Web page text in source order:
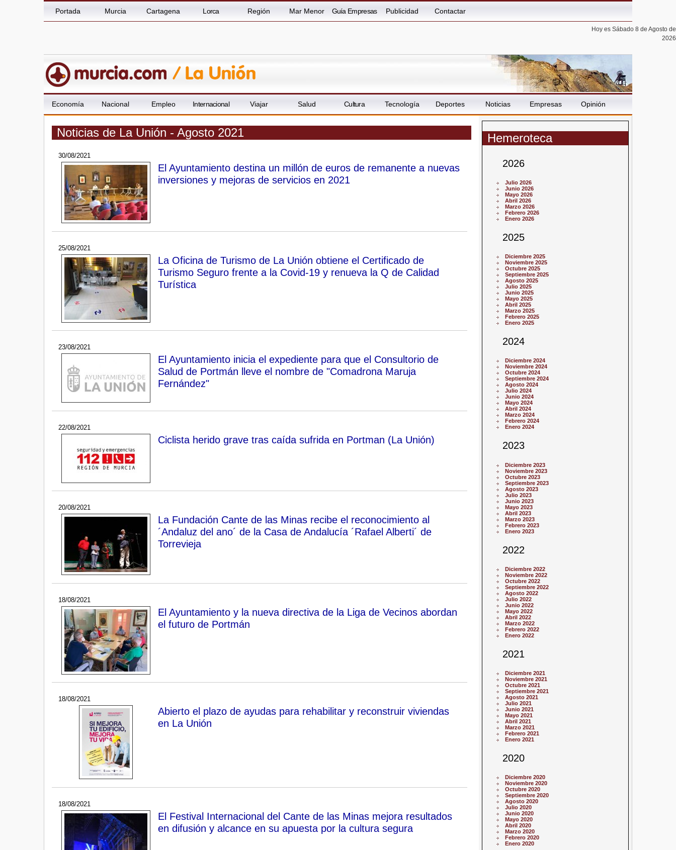
Portada Murcia Cartagena Lorca Región Mar Menor Guía Empresas Publicidad Contactar
Hoy es Sábado 8 de Agosto de
2026
Economía Nacional Empleo Internacional Viajar Salud Cultura Tecnología Deportes Noticias Empresas Opinión
Noticias de La Unión - Agosto 2021
30/08/2021
El Ayuntamiento destina un millón de euros de remanente a nuevas
inversiones y mejoras de servicios en 2021
25/08/2021
La Oficina de Turismo de La Unión obtiene el Certificado de
Turismo Seguro frente a la Covid-19 y renueva la Q de Calidad
Turística
23/08/2021
El Ayuntamiento inicia el expediente para que el Consultorio de
Salud de Portmán lleve el nombre de "Comadrona Maruja
Fernández"
22/08/2021
Ciclista herido grave tras caída sufrida en Portman (La Unión)
20/08/2021
La Fundación Cante de las Minas recibe el reconocimiento al
´Andaluz del ano´ de la Casa de Andalucía ´Rafael Alberti´ de
Torrevieja
18/08/2021
El Ayuntamiento y la nueva directiva de la Liga de Vecinos abordan
el futuro de Portmán
18/08/2021
Abierto el plazo de ayudas para rehabilitar y reconstruir viviendas
en La Unión
18/08/2021
El Festival Internacional del Cante de las Minas mejora resultados
en difusión y alcance en su apuesta por la cultura segura
Hemeroteca
2026
Julio 2026
Junio 2026
Mayo 2026
Abril 2026
Marzo 2026
Febrero 2026
Enero 2026
2025
Diciembre 2025
Noviembre 2025
Octubre 2025
Septiembre 2025
Agosto 2025
Julio 2025
Junio 2025
Mayo 2025
Abril 2025
Marzo 2025
Febrero 2025
Enero 2025
2024
Diciembre 2024
Noviembre 2024
Octubre 2024
Septiembre 2024
Agosto 2024
Julio 2024
Junio 2024
Mayo 2024
Abril 2024
Marzo 2024
Febrero 2024
Enero 2024
2023
Diciembre 2023
Noviembre 2023
Octubre 2023
Septiembre 2023
Agosto 2023
Julio 2023
Junio 2023
Mayo 2023
Abril 2023
Marzo 2023
Febrero 2023
Enero 2023
2022
Diciembre 2022
Noviembre 2022
Octubre 2022
Septiembre 2022
Agosto 2022
Julio 2022
Junio 2022
Mayo 2022
Abril 2022
Marzo 2022
Febrero 2022
Enero 2022
2021
Diciembre 2021
Noviembre 2021
Octubre 2021
Septiembre 2021
Agosto 2021
Julio 2021
Junio 2021
Mayo 2021
Abril 2021
Marzo 2021
Febrero 2021
Enero 2021
2020
Diciembre 2020
Noviembre 2020
Octubre 2020
Septiembre 2020
Agosto 2020
Julio 2020
Junio 2020
Mayo 2020
Abril 2020
Marzo 2020
Febrero 2020
Enero 2020